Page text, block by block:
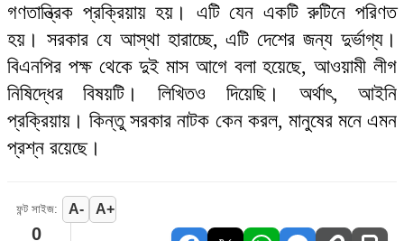
গণতান্ত্রিক প্রক্রিয়ায় হয়। এটি যেন একটি রুটিনে পরিণত
হয়। সরকার যে আস্থা হারাচ্ছে, এটি দেশের জন্য দুর্ভাগ্য।
বিএনপির পক্ষ থেকে দুই মাস আগে বলা হয়েছে, আওয়ামী লীগ
নিষিদ্ধের বিষয়টি। লিখিতও দিয়েছি। অর্থাৎ, আইনি
প্রক্রিয়ায়। কিন্তু সরকার নাটক কেন করল, মানুষের মনে এমন
প্রশ্ন রয়েছে।
ফন্ট সাইজ: A- A+
0